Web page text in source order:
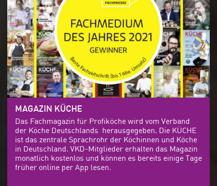
MAGAZIN KÜCHE
Das Fachmagazin für Profiköche wird vom Verband
der Köche Deutschlands herausgegeben. Die KÜCHE
ist das zentrale Sprachrohr der Köchinnen und Köche
in Deutschland. VKD-Mitglieder erhalten das Magazin
monatlich kostenlos und können es bereits einige Tage
früher online per App lesen.